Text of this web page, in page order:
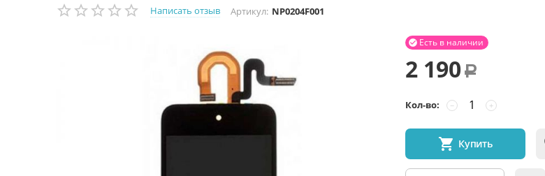
Написать отзыв
Артикул: NP0204F001
Есть в наличии

2 190 Р
Кол-во: +
−
Купить